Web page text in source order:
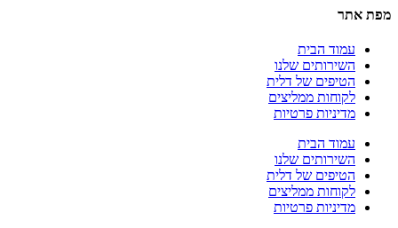
מפת אתר
עמוד הבית
השירותים שלנו
הטיפים של דלית
לקוחות ממליצים
מדיניות פרטיות
עמוד הבית
השירותים שלנו
הטיפים של דלית
לקוחות ממליצים
מדיניות פרטיות